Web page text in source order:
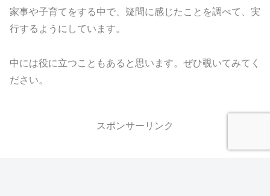
家事や子育てをする中で、疑問に感じたことを調べて、実
行するようにしています。
中には役に立つこともあると思います。ぜひ覗いてみてく
ださい。
スポンサーリンク